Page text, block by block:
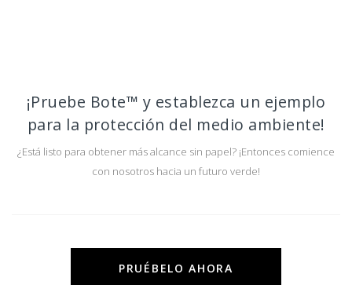
¡Pruebe Bote™ y establezca un ejemplo
para la protección del medio ambiente!
¿Está listo para obtener más alcance sin papel? ¡Entonces comience
con nosotros hacia un futuro verde!
PRUÉBELO AHORA